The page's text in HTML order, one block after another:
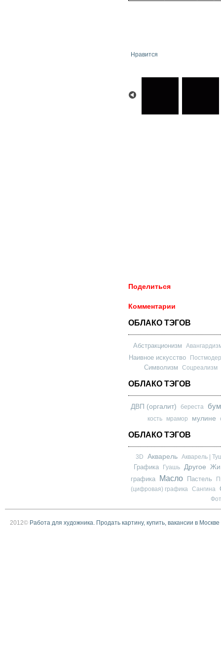
Нравится
Поделиться
Комментарии
ОБЛАКО ТЭГОВ
Абстракционизм
Наивное искусство
Символизм Соцреализм
ОБЛАКО ТЭГОВ
ДВП (оргалит) береста
кость мрамор мулине
ОБЛАКО ТЭГОВ
3D Акварель Акварель |
Графика Гуашь Другое
графика
Масло Пастель
(цифровая) графика
Сангина
2012© Работа для художника. Продать картину, купить, вакансии в Москве